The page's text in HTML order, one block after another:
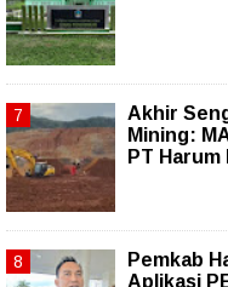
Akhir
Mining:
PT
Pemkab
Aplikasi